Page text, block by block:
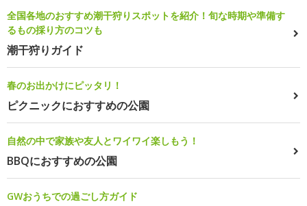
全国各地のおすすめ潮干狩りスポットを紹介！旬な時期や準備す
るもの採り方のコツも
潮干狩りガイド
春のお出かけにピッタリ！
ピクニックにおすすめの公園
自然の中で家族や友人とワイワイ楽しもう！
BBQにおすすめの公園
GWおうちでの過ごし方ガイド